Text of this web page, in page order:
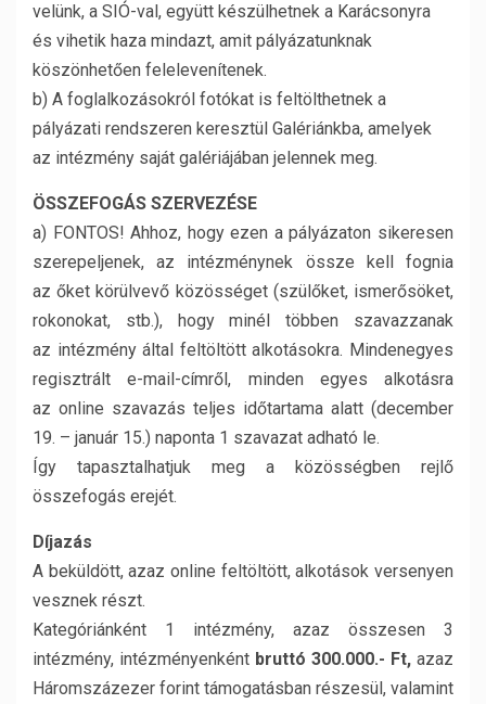
velünk, a SIÓ-val, együtt készülhetnek a Karácsonyra
és vihetik haza mindazt, amit pályázatunknak
köszönhetően felelevenítenek.
b) A foglalkozásokról fotókat is feltölthetnek a
pályázati rendszeren keresztül Galériánkba, amelyek
az intézmény saját galériájában jelennek meg.
ÖSSZEFOGÁS SZERVEZÉSE
a) FONTOS! Ahhoz, hogy ezen a pályázaton sikeresen
szerepeljenek, az intézménynek össze kell fognia
az őket körülvevő közösséget (szülőket, ismerősöket,
rokonokat, stb.), hogy minél többen szavazzanak
az intézmény által feltöltött alkotásokra. Mindenegyes
regisztrált e-mail-címről, minden egyes alkotásra
az online szavazás teljes időtartama alatt (december
19. – január 15.) naponta 1 szavazat adható le.
Így tapasztalhatjuk meg a közösségben rejlő
összefogás erejét.
Díjazás
A beküldött, azaz online feltöltött, alkotások versenyen
vesznek részt.
Kategóriánként 1 intézmény, azaz összesen 3
intézmény, intézményenként bruttó 300.000.- Ft, azaz
Háromszázezer forint támogatásban részesül, valamint